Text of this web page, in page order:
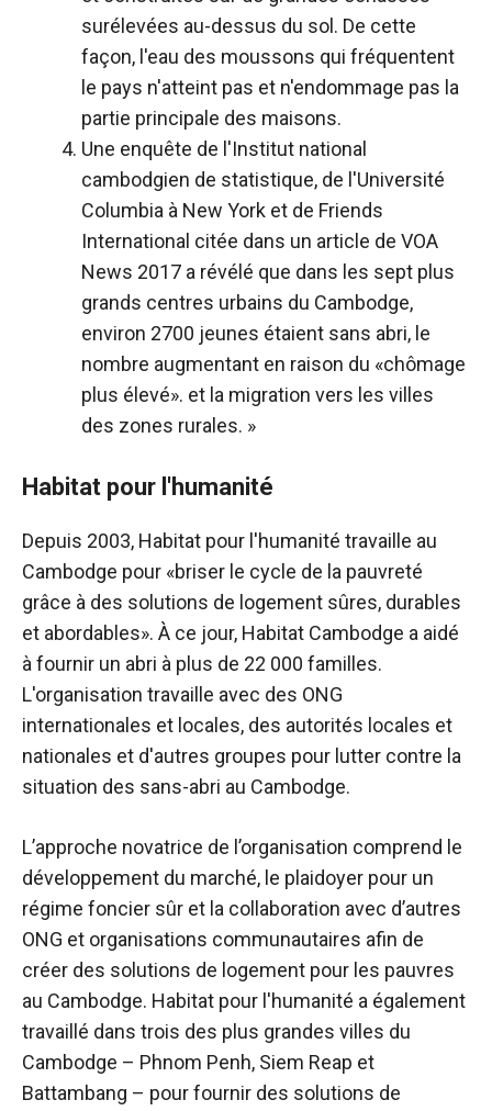
surélevées au-dessus du sol. De cette
façon, l'eau des moussons qui fréquentent
le pays n'atteint pas et n'endommage pas la
partie principale des maisons.
Une enquête de l'Institut national
cambodgien de statistique, de l'Université
Columbia à New York et de Friends
International citée dans un article de VOA
News 2017 a révélé que dans les sept plus
grands centres urbains du Cambodge,
environ 2700 jeunes étaient sans abri, le
nombre augmentant en raison du «chômage
plus élevé». et la migration vers les villes
des zones rurales. »
Habitat pour l'humanité
Depuis 2003, Habitat pour l'humanité travaille au
Cambodge pour «briser le cycle de la pauvreté
grâce à des solutions de logement sûres, durables
et abordables». À ce jour, Habitat Cambodge a aidé
à fournir un abri à plus de 22 000 familles.
L'organisation travaille avec des ONG
internationales et locales, des autorités locales et
nationales et d'autres groupes pour lutter contre la
situation des sans-abri au Cambodge.
L’approche novatrice de l’organisation comprend le
développement du marché, le plaidoyer pour un
régime foncier sûr et la collaboration avec d’autres
ONG et organisations communautaires afin de
créer des solutions de logement pour les pauvres
au Cambodge. Habitat pour l'humanité a également
travaillé dans trois des plus grandes villes du
Cambodge – Phnom Penh, Siem Reap et
Battambang – pour fournir des solutions de